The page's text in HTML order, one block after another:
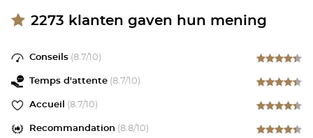
2273 klanten gaven hun mening
Conseils (8.7/10)
Temps d'attente (8.7/10)
Accueil (8.7/10)
Recommandation (8.8/10)